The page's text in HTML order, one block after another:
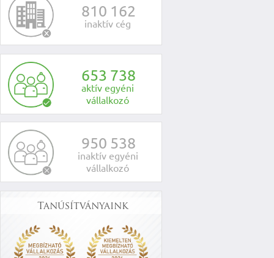
810 162
inaktív cég
653 738
aktív egyéni
vállalkozó
950 538
inaktív egyéni
vállalkozó
Tanúsítványaink